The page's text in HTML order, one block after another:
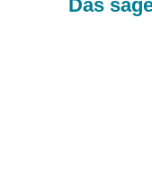
Das